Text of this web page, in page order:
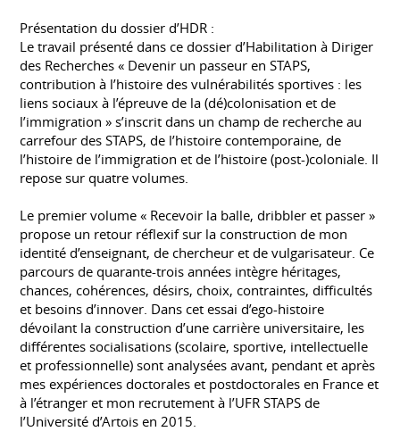
Présentation du dossier d’HDR :
Le travail présenté dans ce dossier d’Habilitation à Diriger
des Recherches « Devenir un passeur en STAPS,
contribution à l’histoire des vulnérabilités sportives : les
liens sociaux à l’épreuve de la (dé)colonisation et de
l’immigration » s’inscrit dans un champ de recherche au
carrefour des STAPS, de l’histoire contemporaine, de
l’histoire de l’immigration et de l’histoire (post-)coloniale. Il
repose sur quatre volumes.
Le premier volume « Recevoir la balle, dribbler et passer »
propose un retour réflexif sur la construction de mon
identité d’enseignant, de chercheur et de vulgarisateur. Ce
parcours de quarante-trois années intègre héritages,
chances, cohérences, désirs, choix, contraintes, difficultés
et besoins d’innover. Dans cet essai d’ego-histoire
dévoilant la construction d’une carrière universitaire, les
différentes socialisations (scolaire, sportive, intellectuelle
et professionnelle) sont analysées avant, pendant et après
mes expériences doctorales et postdoctorales en France et
à l’étranger et mon recrutement à l’UFR STAPS de
l’Université d’Artois en 2015.